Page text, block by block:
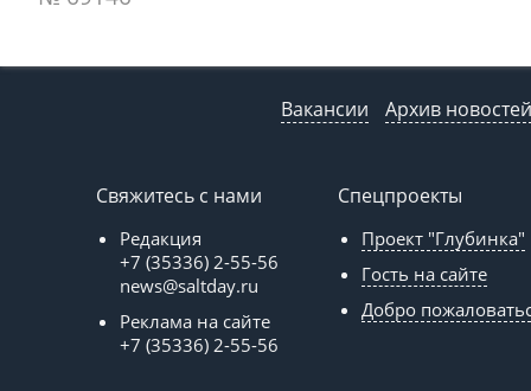
Вакансии Архив новостей
Свяжитесь с нами
Редакция
+7 (35336) 2-55-56
news@saltday.ru
Реклама на сайте
+7 (35336) 2-55-56
Спецпроекты
Проект "Глубинка"
Гость на сайте
Добро